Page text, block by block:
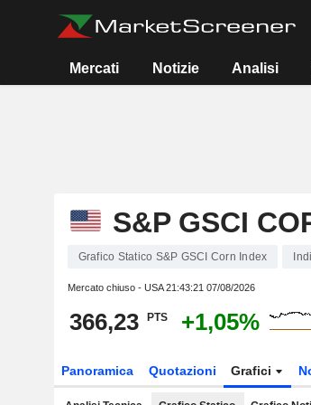
Mercati Notizie Analisi
S&P GSCI
Grafico Statico S&P GSCI Corn Index
Mercato chiuso - USA21:43:21 07/08/2026
366,23 PTS +1,05%
Panoramica Quotazioni Grafici